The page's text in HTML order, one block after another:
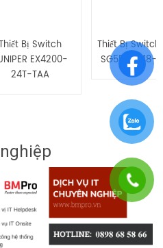
Bị Switch
EX4200-
24T-TAA
Thiết Bị
SG550X-48-